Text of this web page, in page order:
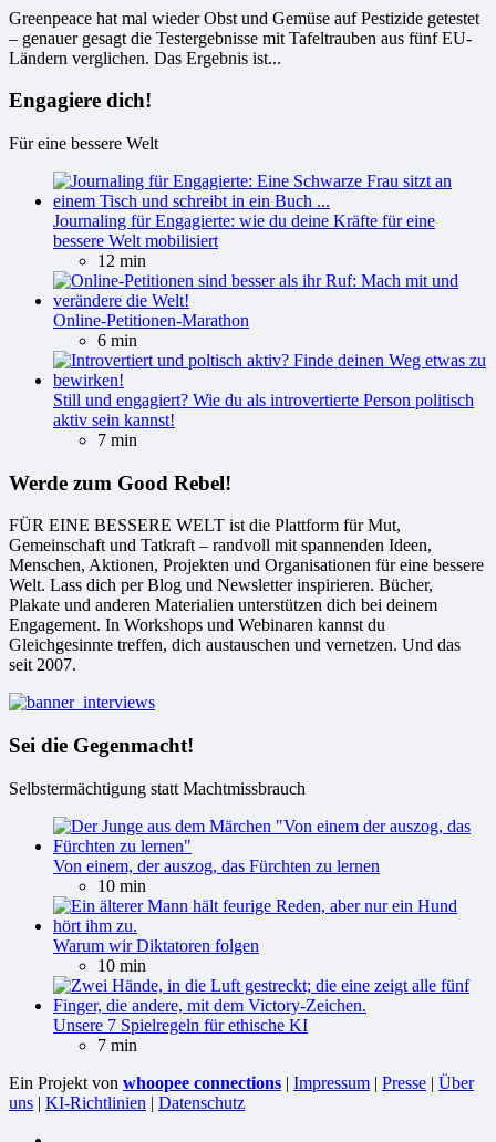
Greenpeace hat mal wieder Obst und Gemüse auf Pestizide getestet
– genauer gesagt die Testergebnisse mit Tafeltrauben aus fünf EU-
Ländern verglichen. Das Ergebnis ist...
Engagiere dich!
Für eine bessere Welt
Journaling für Engagierte: wie du deine Kräfte für eine
bessere Welt mobilisiert
12 min
Online-Petitionen-Marathon
6 min
Still und engagiert? Wie du als introvertierte Person politisch
aktiv sein kannst!
7 min
Werde zum Good Rebel!
FÜR EINE BESSERE WELT ist die Plattform für Mut,
Gemeinschaft und Tatkraft – randvoll mit spannenden Ideen,
Menschen, Aktionen, Projekten und Organisationen für eine bessere
Welt. Lass dich per Blog und Newsletter inspirieren. Bücher,
Plakate und anderen Materialien unterstützen dich bei deinem
Engagement. In Workshops und Webinaren kannst du
Gleichgesinnte treffen, dich austauschen und vernetzen. Und das
seit 2007.
Sei die Gegenmacht!
Selbstermächtigung statt Machtmissbrauch
Von einem, der auszog, das Fürchten zu lernen
10 min
Warum wir Diktatoren folgen
10 min
Unsere 7 Spielregeln für ethische KI
7 min
Ein Projekt von whoopee connections | Impressum | Presse | Über
uns | KI-Richtlinien | Datenschutz